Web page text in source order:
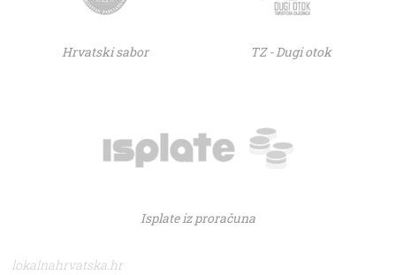
Hrvatski sabor TZ - Dugi otok
Isplate iz proračuna
lokalnahrvatska.hr